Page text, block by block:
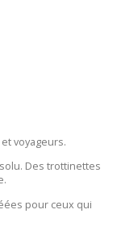
voyageurs.
Des trottinettes
pour ceux qui